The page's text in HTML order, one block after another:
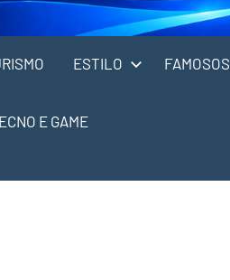
ESTILO FAMOSOS
E GAME